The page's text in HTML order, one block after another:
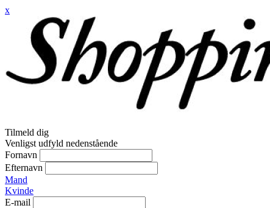
x
Tilmeld dig
Venligst udfyld nedenstående
Fornavn
Efternavn
Mand
Kvinde
E-mail